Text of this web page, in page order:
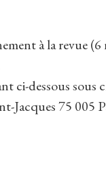
à la revue
dessous sous
Jacques 75